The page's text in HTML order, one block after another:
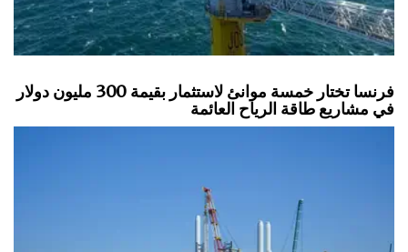
فرنسا تختار خمسة موانئ لاستثمار بقيمة 300 مليون دولار
في مشاريع طاقة الرياح العائمة